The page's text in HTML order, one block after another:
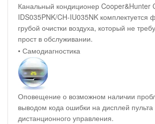
Канальный кондиционер Cooper&Hunter
IDS035PNK/CH-IU035NK комплектуется
грубой очистки воздуха, который не
прост в обслуживании.
• Самодиагностика
Оповещение о возможном наличии
выводом кода ошибки на дисплей пульта
дистанционного управления.